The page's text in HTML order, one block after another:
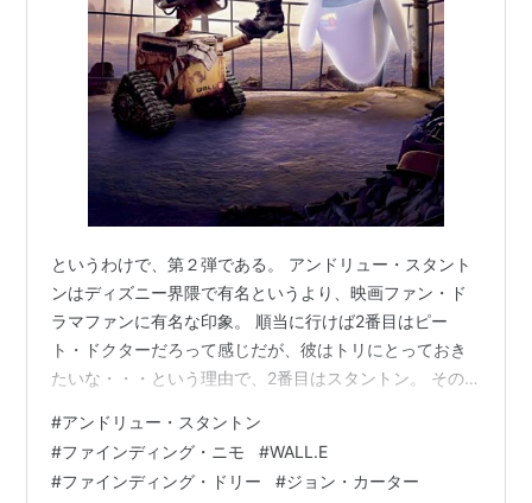
というわけで、第２弾である。 アンドリュー・スタント
ンはディズニー界隈で有名というより、映画ファン・ド
ラマファンに有名な印象。 順当に行けば2番目はピー
ト・ドクターだろって感じだが、彼はトリにとっておき
たいな・・・という理由で、2番目はスタントン。 その
ahhyo.info 目次 目次 ピクサー作品とその監督一覧 ピク
サーの屋台骨的存在 ストーリーテリングの神様
『WALL.E』のもつ皮肉 観る人をぶっ刺す悲痛な叫び
#アンドリュー・スタントン
#ファインディング・ニモ #WALL.E
#ファインディング・ドリー #ジョン・カーター